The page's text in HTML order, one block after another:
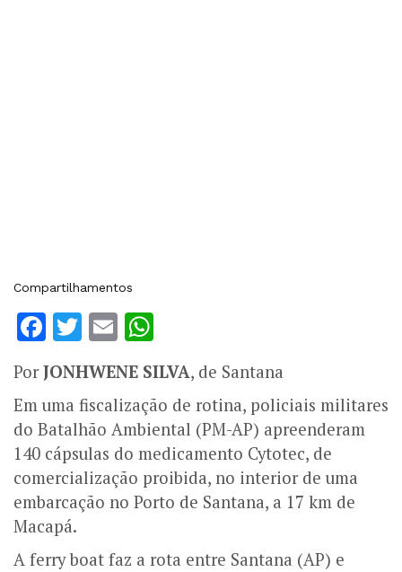
Compartilhamentos
Facebook
Twitter
Email
PorJONHWENE SILVA, de Santana
Em uma fiscalização de rotina, policiais militares
do Batalhão Ambiental (PM-AP) apreenderam
140 cápsulas do medicamento Cytotec, de
comercialização proibida, no interior de uma
embarcação no Porto de Santana, a 17 km de
Macapá.
A ferry boat faz a rota entre Santana (AP) e